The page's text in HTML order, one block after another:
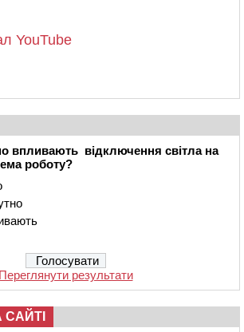
YouTube
впливають відключення світла на
роботу?
Переглянути результати